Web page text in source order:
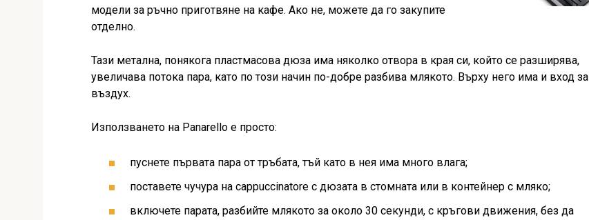
модели за ръчно приготвяне на кафе. Ако не, можете да го закупите
отделно.
Тази метална, понякога пластмасова дюза има няколко отвора в края си, който се разширява,
увеличава потока пара, като по този начин по-добре разбива млякото. Върху него има и вход за
въздух.
Използването на Panarello е просто:
пуснете първата пара от тръбата, тъй като в нея има много влага;
поставете чучура на cappuccinatore с дюзата в стомната или в контейнер с мляко;
включете парата, разбийте млякото за около 30 секунди, с кръгови движения, без да